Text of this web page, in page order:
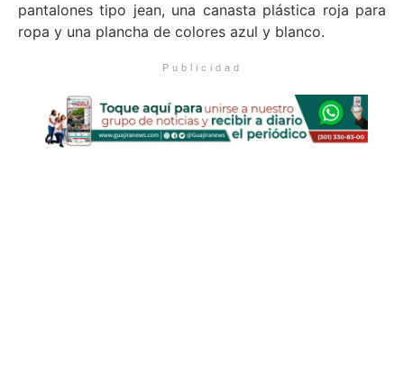
pantalones tipo jean, una canasta plástica roja para
ropa y una plancha de colores azul y blanco.
Publicidad